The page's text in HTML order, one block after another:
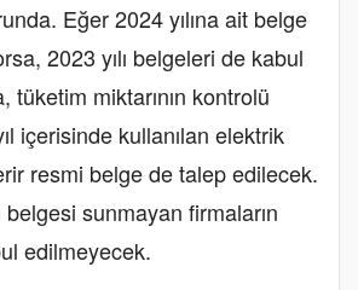
Eğer 2024 yılına ait belge
2023 yılı belgeleri de kabul
tüketim miktarının kontrolü
içerisinde kullanılan elektrik
resmi belge de talep edilecek.
sunmayan firmaların
edilmeyecek.